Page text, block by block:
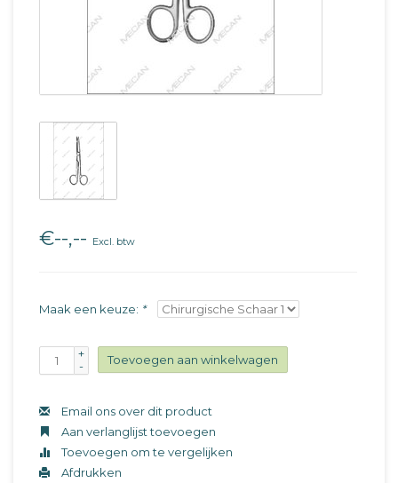
€--,-- Excl. btw
Maak een keuze: *
+
-
Toevoegen aan winkelwagen
Email ons over dit product
Aan verlanglijst toevoegen
Toevoegen om te vergelijken
Afdrukken